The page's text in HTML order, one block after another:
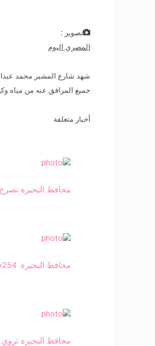
تصوير :
المصري اليوم
جميع المرافق عنه من مياه
أخبار متعلقة
محافظ البحيرة
محافظ البحيرة: 6254 طلبا لتقنين أوضاع اليد‎ على أراضي أملاك الدولة
محافظ البحيرة